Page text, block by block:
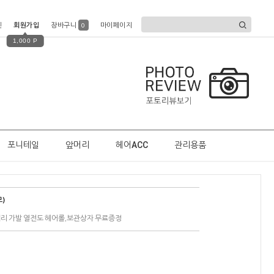
회원가입
1,000 P
장바구니 0 마이페이지
포니테일 앞머리 헤어ACC 관리용품
)
가발 열전도 헤어롤,보관상자 무료증정